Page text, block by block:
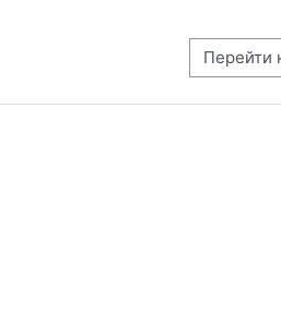
Перейти на...